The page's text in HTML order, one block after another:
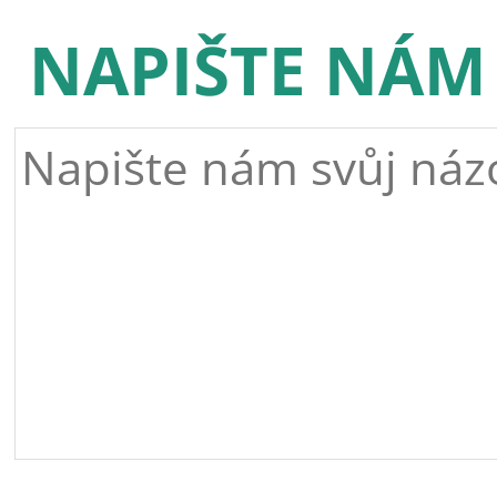
NAPIŠTE NÁM